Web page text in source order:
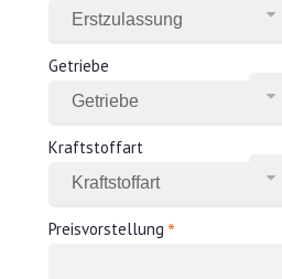
Getriebe
Kraftstoffart
Preisvorstellung *